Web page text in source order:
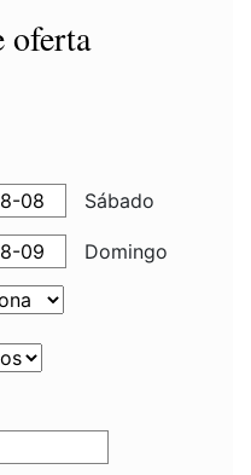
oferta
Sábado
Domingo